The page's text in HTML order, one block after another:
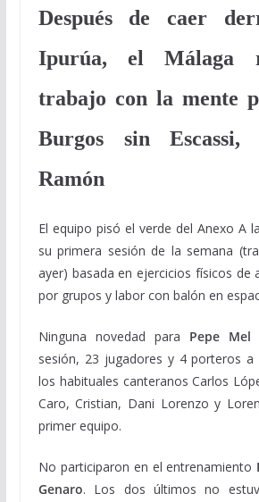
Después de caer
Ipurúa, el Málaga
trabajo con la mente
Burgos sin
Ramón
El equipo pisó el verde del Anexo A
su primera sesión de la semana
ayer) basada en ejercicios físicos de
por grupos y labor con balón en
Ninguna novedad para Pepe Mel
sesión, 23 jugadores y 4 porteros a
los habituales canteranos Carlos
Caro, Cristian, Dani Lorenzo y
primer equipo.
No participaron en el entrenamiento
Genaro. Los dos últimos no